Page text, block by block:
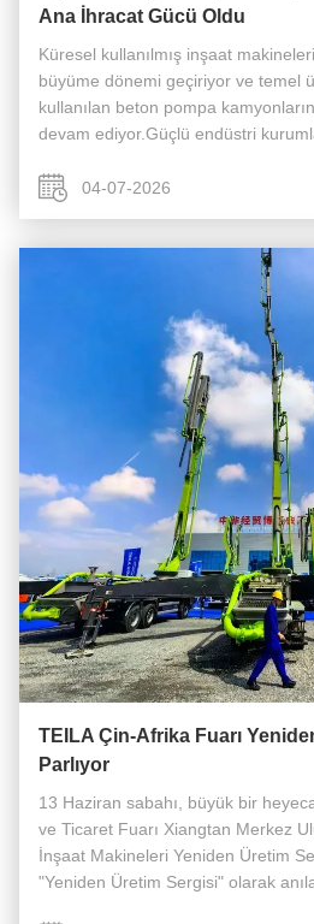
Ana İhracat Gücü Oldu
Küresel kullanılmış inşaat
büyüme dönemi geçiriyor ve temel
kullanılan beton pompa
devam ediyor.Güçlü endüstri
2025 yılında 136,8 ...
04-07-2026
TEILA Çin-Afrika Fuarı
Parlıyor
13 Haziran sabahı, büyük bir
ve Ticaret Fuarı Xiangtan Merkez
İnşaat Makineleri Yeniden Üretim
"Yeniden Üretim Sergisi" olarak